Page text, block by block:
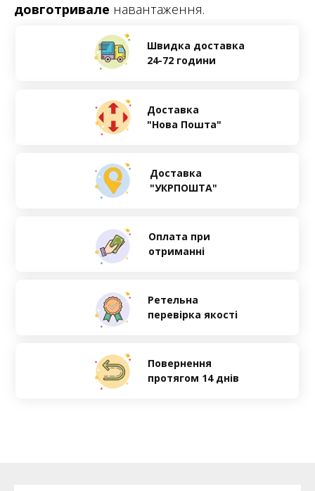
довготривале навантаження.
Оплата при
отриманні
Ретельна
перевірка якості
Швидка доставка
24-72 години
Доставка
"Нова Пошта"
Доставка
"УКРПОШТА"
Повернення
протягом 14 днів